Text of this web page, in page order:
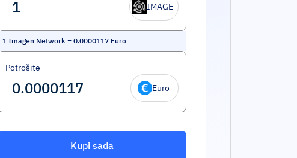
IMAGE
1 Imagen Network = 0.0000117 Euro
Potrošite
Euro
Kupi sada